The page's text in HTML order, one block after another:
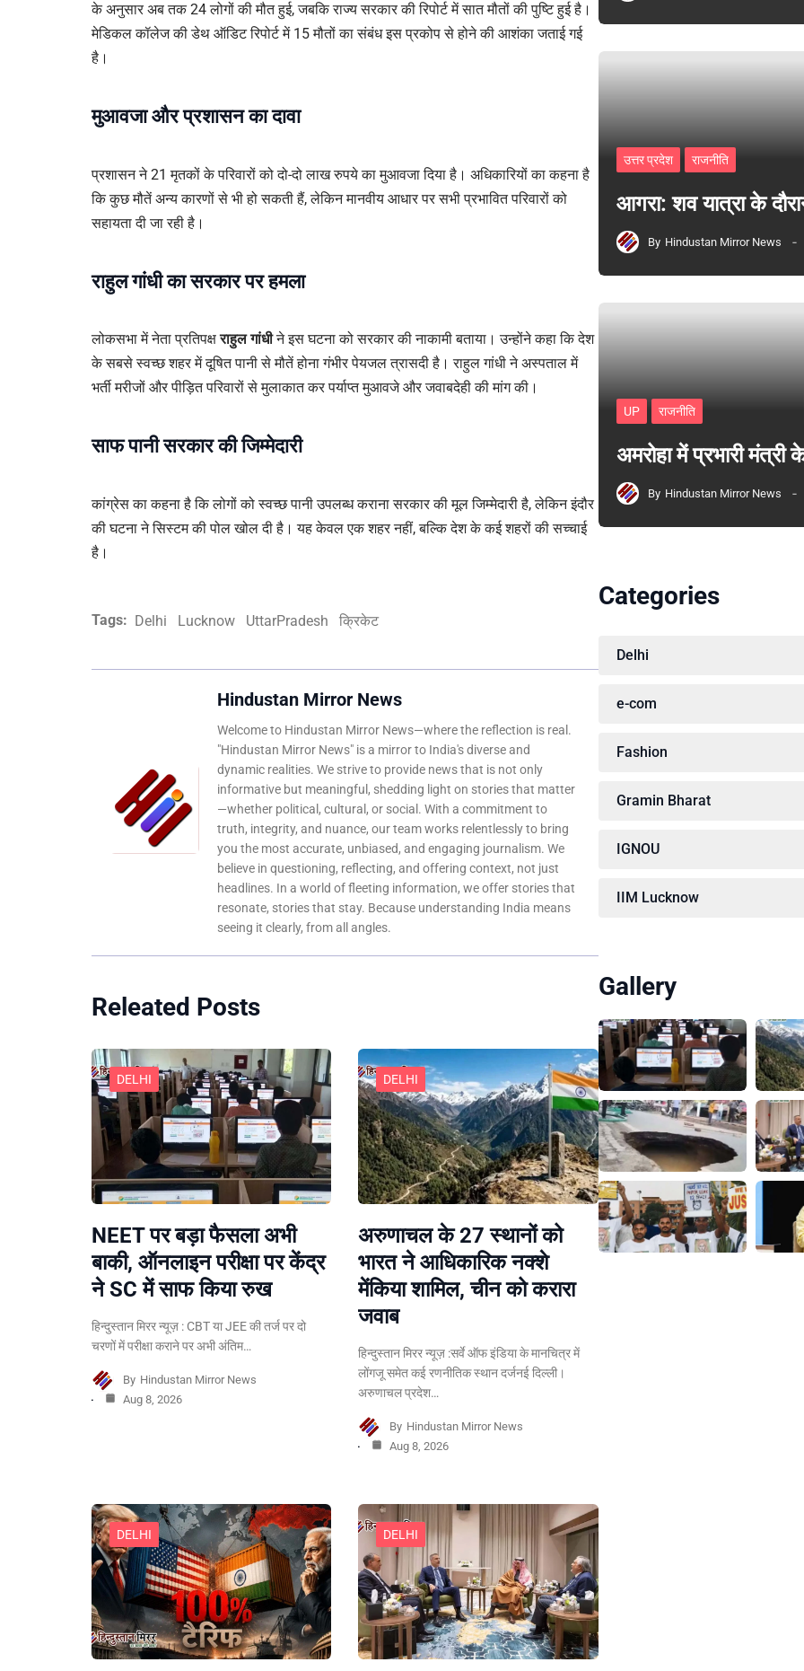
के अनुसार अब तक 24 लोगों की मौत हुई, जबकि राज्य सरकार की रिपोर्ट में सात मौतों की पुष्टि हुई है।
मेडिकल कॉलेज की डेथ ऑडिट रिपोर्ट में 15 मौतों का संबंध इस प्रकोप से होने की आशंका जताई गई
है।
मुआवजा और प्रशासन का दावा
प्रशासन ने 21 मृतकों के परिवारों को दो-दो लाख रुपये का मुआवजा दिया है। अधिकारियों का कहना है
कि कुछ मौतें अन्य कारणों से भी हो सकती हैं, लेकिन मानवीय आधार पर सभी प्रभावित परिवारों को
सहायता दी जा रही है।
राहुल गांधी का सरकार पर हमला
लोकसभा में नेता प्रतिपक्षराहुल गांधीने इस घटना को सरकार की नाकामी बताया। उन्होंने कहा कि देश
के सबसे स्वच्छ शहर में दूषित पानी से मौतें होना गंभीर पेयजल त्रासदी है। राहुल गांधी ने अस्पताल में
भर्ती मरीजों और पीड़ित परिवारों से मुलाकात कर पर्याप्त मुआवजे और जवाबदेही की मांग की।
साफ पानी सरकार की जिम्मेदारी
कांग्रेस का कहना है कि लोगों को स्वच्छ पानी उपलब्ध कराना सरकार की मूल जिम्मेदारी है, लेकिन इंदौर
की घटना ने सिस्टम की पोल खोल दी है। यह केवल एक शहर नहीं, बल्कि देश के कई शहरों की सच्चाई
है।
Tags: Delhi Lucknow UttarPradesh क्रिकेट
Hindustan Mirror News
Welcome to Hindustan Mirror News—where the reflection is real.
"Hindustan Mirror News" is a mirror to India's diverse and
dynamic realities. We strive to provide news that is not only
informative but meaningful, shedding light on stories that matter
—whether political, cultural, or social. With a commitment to
truth, integrity, and nuance, our team works relentlessly to bring
you the most accurate, unbiased, and engaging journalism. We
believe in questioning, reflecting, and offering context, not just
headlines. In a world of fleeting information, we offer stories that
resonate, stories that stay. Because understanding India means
seeing it clearly, from all angles.
Releated Posts
DELHI
NEET पर बड़ा फैसला अभी
बाकी, ऑनलाइन परीक्षा पर केंद्र
ने SC में साफ किया रुख
हिन्दुस्तान मिरर न्यूज़ : CBT या JEE की तर्ज पर दो
चरणों में परीक्षा कराने पर अभी अंतिम…
By Hindustan Mirror News
Aug 8, 2026
DELHI
अरुणाचल के 27 स्थानों को
भारत ने आधिकारिक नक्शे
मेंकिया शामिल, चीन को करारा
जवाब
हिन्दुस्तान मिरर न्यूज़ :सर्वे ऑफ इंडिया के मानचित्र में
लोंगजू समेत कई रणनीतिक स्थान दर्जनई दिल्ली।
अरुणाचल प्रदेश…
By Hindustan Mirror News
Aug 8, 2026
DELHI DELHI
उत्तर प्रदेश राजनीति
आगरा: शव यात्रा के
By Hindustan Mirror News
UP राजनीति
अमरोहा में प्रभारी
By Hindustan Mirror News
Categories
Delhi
e-com
Fashion
Gramin Bharat
IGNOU
IIM Lucknow
Gallery